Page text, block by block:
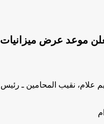
عرض ميزانيات النقابة
علام، نقيب المحامين ـ